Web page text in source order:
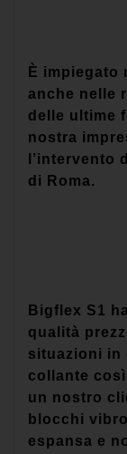
È impiegato
anche nelle
delle ultime
nostra
l’intervento
di Roma.
Bigflex S1
qualità
situazioni in
collante
un nostro
blocchi
espansa e